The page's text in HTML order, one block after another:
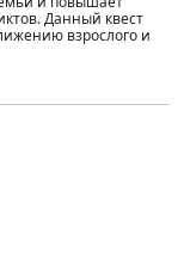
Данный квест
взрослого и